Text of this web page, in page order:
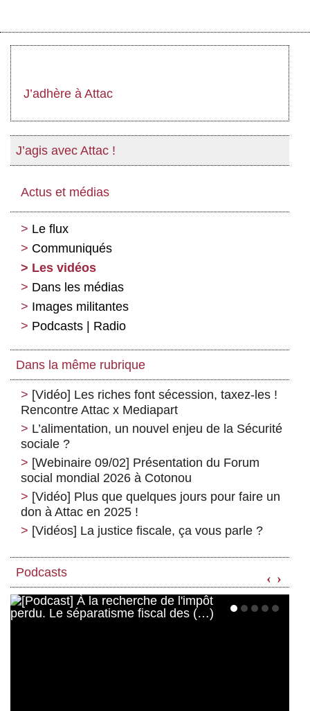
J’adhère à Attac
J’agis avec Attac !
Actus et médias
Le flux
Communiqués
Les vidéos
Dans les médias
Images militantes
Podcasts | Radio
Dans la même rubrique
[Vidéo] Les riches font sécession, taxez-les !
Rencontre Attac x Mediapart
L’alimentation, un nouvel enjeu de la Sécurité
sociale ?
[Webinaire 09/02] Présentation du Forum
social mondial 2026 à Cotonou
[Vidéo] Plus que quelques jours pour faire un
don à Attac en 2025 !
[Vidéos] La justice fiscale, ça vous parle ?
Podcasts ‹ ›